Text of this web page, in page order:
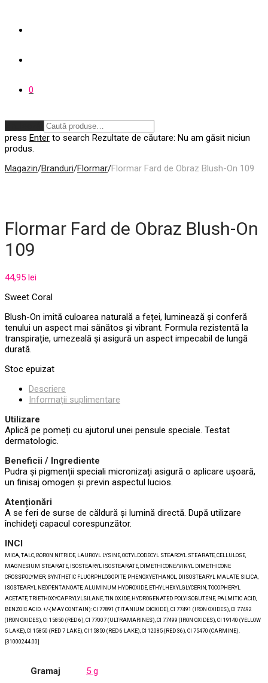
0
press Enter to search Rezultate de căutare: Nu am găsit niciun
produs.
Magazin/Branduri/Flormar/Flormar Fard de Obraz Blush-On 109
Flormar Fard de Obraz Blush-On
109
44,95 lei
Sweet Coral
Blush-On imită culoarea naturală a feței, luminează și conferă
tenului un aspect mai sănătos și vibrant. Formula rezistentă la
transpirație, umezeală și asigură un aspect impecabil de lungă
durată.
Stoc epuizat
Descriere
Informații suplimentare
Utilizare
Aplică pe pomeți cu ajutorul unei pensule speciale. Testat
dermatologic.
Beneficii / Ingrediente
Pudra și pigmenții speciali micronizați asigură o aplicare ușoară,
un finisaj omogen și previn aspectul lucios.
Atenționări
A se feri de surse de căldură și lumină directă. După utilizare
închideți capacul corespunzător.
INCI
MICA, TALC, BORON NITRIDE, LAUROYL LYSINE, OCTYLDODECYL STEAROYL STEARATE, CELLULOSE,
MAGNESIUM STEARATE, ISOSTEARYL ISOSTEARATE, DIMETHICONE/VINYL DIMETHICONE
CROSSPOLYMER, SYNTHETIC FLUORPHLOGOPITE, PHENOXYETHANOL, DIISOSTEARYL MALATE, SILICA,
ISOSTEARYL NEOPENTANOATE, ALUMINUM HYDROXIDE, ETHYLHEXYLGLYCERIN, TOCOPHERYL
ACETATE, TRIETHOXYCAPRYLYLSILANE, TIN OXIDE, HYDROGENATED POLYISOBUTENE, PALMITIC ACID,
BENZOIC ACID. +/-(MAY CONTAIN): CI 77891 (TITANIUM DIOXIDE), CI 77491 (IRON OXIDES), CI 77492
(IRON OXIDES), CI 15850 (RED 6), CI 77007 (ULTRAMARINES), CI 77499 (IRON OXIDES), CI 19140 (YELLOW
5 LAKE), CI 15850 (RED 7 LAKE), CI 15850 (RED 6 LAKE), CI 12085 (RED 36), CI 75470 (CARMINE).
[31000244.00]
Gramaj 5 g